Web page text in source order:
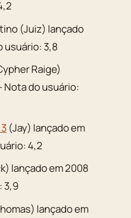
(Juiz) lançado
usuário: 3,8
Raige)
Nota do usuário:
(Jay) lançado em
4,2
lançado em 2008
3,9
lançado em